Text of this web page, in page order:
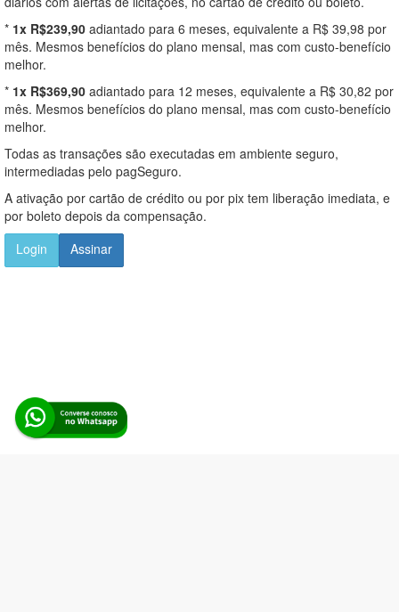
* 1x R$239,90 adiantado para 6 meses, equivalente a R$ 39,98 por
mês. Mesmos benefícios do plano mensal, mas com custo-benefício
melhor.
* 1x R$369,90 adiantado para 12 meses, equivalente a R$ 30,82 por
mês. Mesmos benefícios do plano mensal, mas com custo-benefício
melhor.
Todas as transações são executadas em ambiente seguro,
intermediadas pelo pagSeguro.
A ativação por cartão de crédito ou por pix tem liberação imediata, e
por boleto depois da compensação.
Login
Assinar